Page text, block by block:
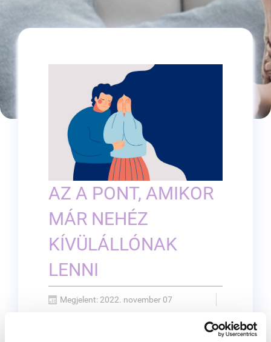
AZ A PONT, AMIKOR
MÁR NEHÉZ
KÍVÜLÁLLÓNAK
LENNI
Megjelent: 2022. november 07
Összeházasodtunk. Ekkor 27 éves voltam.
Nagy volt a baráti társaságunk és a családunk